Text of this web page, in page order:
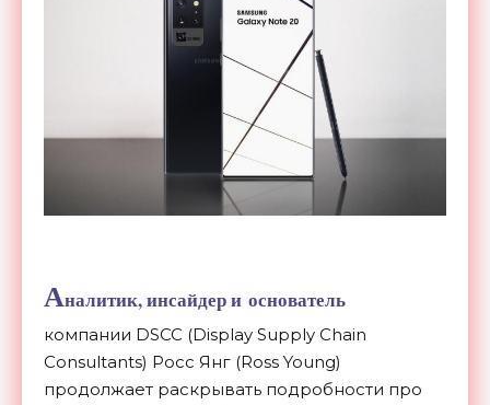
Аналитик, инсайдер и основатель
компании DSCC (Display Supply Chain
Consultants) Росс Янг (Ross Young)
продолжает раскрывать подробности про